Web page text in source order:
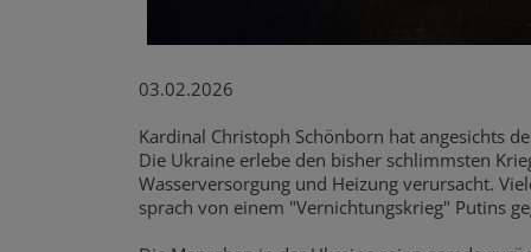
03.02.2026
Kardinal Christoph Schönborn hat angesichts
Die Ukraine erlebe den bisher schlimmsten
Wasserversorgung und Heizung verursacht.
sprach von einem "Vernichtungskrieg" Putins